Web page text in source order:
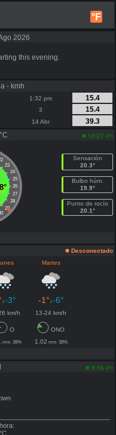
°F
2026
this evening.
- kmh
1:32 pm
15.4
3
15.4
14 Abr
39.3
10:27 pm
23
24
25
26
27
28
29
Sensación
20.3°
Bulbo húm.
19.9°
Punto de rocío
20.1°
Desconectado
Martes
↓-3° -1°↓-6°
km/h 13-24 km/h
O
ONO
mm 38% 1.02 mm 38%
9:56 pm
°C